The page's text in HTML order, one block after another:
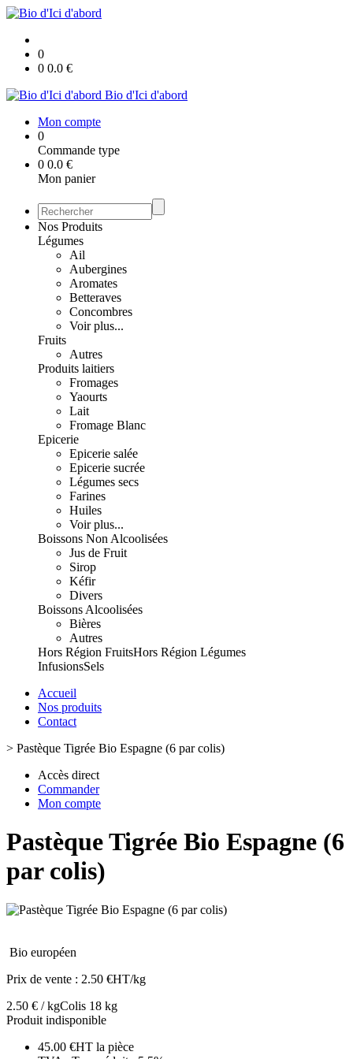
0
0 0.0 €
Bio d'Ici d'abord
Mon compte
0
Commande type
0 0.0 €
Mon panier
Nos Produits
Légumes
Ail
Aubergines
Aromates
Betteraves
Concombres
Voir plus...
Fruits
Autres
Produits laitiers
Fromages
Yaourts
Lait
Fromage Blanc
Epicerie
Epicerie salée
Epicerie sucrée
Légumes secs
Farines
Huiles
Voir plus...
Boissons Non Alcoolisées
Jus de Fruit
Sirop
Kéfir
Divers
Boissons Alcoolisées
Bières
Autres
Hors Région FruitsHors Région Légumes
InfusionsSels
Accueil
Nos produits
Contact
> Pastèque Tigrée Bio Espagne (6 par colis)
Accès direct
Commander
Mon compte
Pastèque Tigrée Bio Espagne (6
par colis)
Bio européen
Prix de vente : 2.50 €HT/kg
2.50 € / kgColis 18 kg
Produit indisponible
45.00 €HT la pièce